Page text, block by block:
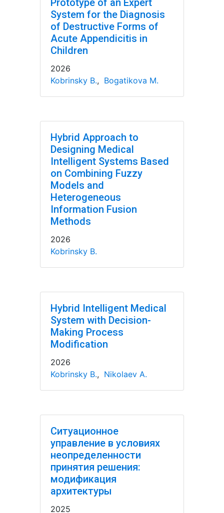
Prototype of an Expert
System for the Diagnosis
of Destructive Forms of
Acute Appendicitis in
Children
2026
Kobrinsky B., Bogatikova M.
Hybrid Approach to
Designing Medical
Intelligent Systems Based
on Combining Fuzzy
Models and
Heterogeneous
Information Fusion
Methods
2026
Kobrinsky B.
Hybrid Intelligent Medical
System with Decision-
Making Process
Modification
2026
Kobrinsky B., Nikolaev A.
Ситуационное
управление в условиях
неопределенности
принятия решения:
модификация
архитектуры
2025